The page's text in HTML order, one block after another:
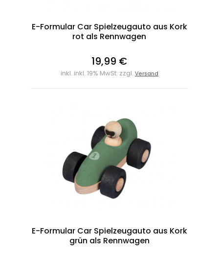
E-Formular Car Spielzeugauto aus Kork
rot als Rennwagen
19,99 €
inkl. inkl. 19% MwSt. zzgl. Versand
E-Formular Car Spielzeugauto aus Kork
grün als Rennwagen